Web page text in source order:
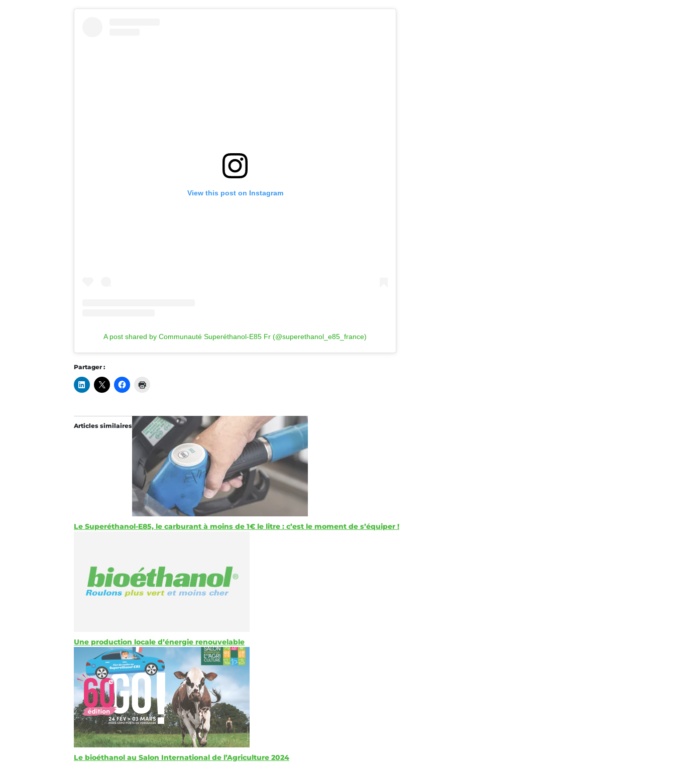
View this post on Instagram
A post shared by Communauté Superéthanol-E85 Fr (@superethanol_e85_france)
Partager :
Articles similaires
Le Superéthanol-E85, le carburant à moins de 1€ le litre : c’est le moment de s’équiper !
Une production locale d’énergie renouvelable
Le bioéthanol au Salon International de l’Agriculture 2024